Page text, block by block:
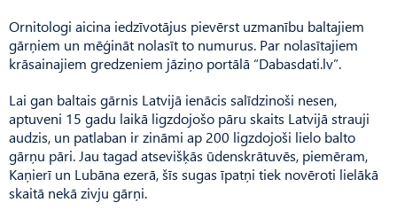
Ornitologi aicina iedzīvotājus pievērst uzmanību baltajiem
gārņiem un mēģināt nolasīt to numurus. Par nolasītajiem
krāsainajiem gredzeniem jāziņo portālā “Dabasdati.lv”.
Lai gan baltais gārnis Latvijā ienācis salīdzinoši nesen,
aptuveni 15 gadu laikā ligzdojošo pāru skaits Latvijā strauji
audzis, un patlaban ir zināmi ap 200 ligzdojoši lielo balto
gārņu pāri. Jau tagad atsevišķās ūdenskrātuvēs, piemēram,
Kaņierī un Lubāna ezerā, šīs sugas īpatņi tiek novēroti lielākā
skaitā nekā zivju gārņi.